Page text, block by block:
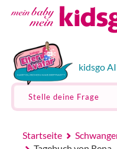
kidsgo AI
Stelle deine Frage
Startseite